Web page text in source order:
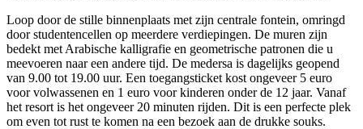
Loop door de stille binnenplaats met zijn centrale fontein, omringd
door studentencellen op meerdere verdiepingen. De muren zijn
bedekt met Arabische kalligrafie en geometrische patronen die u
meevoeren naar een andere tijd. De medersa is dagelijks geopend
van 9.00 tot 19.00 uur. Een toegangsticket kost ongeveer 5 euro
voor volwassenen en 1 euro voor kinderen onder de 12 jaar. Vanaf
het resort is het ongeveer 20 minuten rijden. Dit is een perfecte plek
om even tot rust te komen na een bezoek aan de drukke souks.